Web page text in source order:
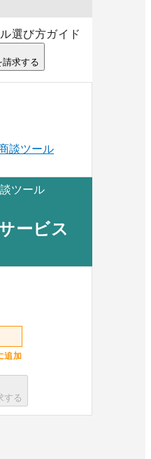
選び方ガイド
請求する
談ツール
ツール
ービス
追加
する